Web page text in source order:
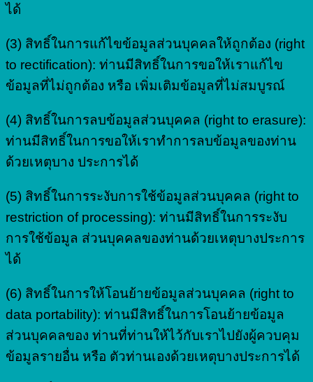
ได้
(3) สิทธิ์ในการแก้ไขข้อมูลส่วนบุคคลให้ถูกต้อง (right
to rectification): ท่านมีสิทธิ์ในการขอให้เราแก้ไข
ข้อมูลที่ไม่ถูกต้อง หรือ เพิ่มเติมข้อมูลที่ไม่สมบูรณ์
(4) สิทธิ์ในการลบข้อมูลส่วนบุคคล (right to erasure):
ท่านมีสิทธิ์ในการขอให้เราทำการลบข้อมูลของท่าน
ด้วยเหตุบาง ประการได้
(5) สิทธิ์ในการระงับการใช้ข้อมูลส่วนบุคคล (right to
restriction of processing): ท่านมีสิทธิ์ในการระงับ
การใช้ข้อมูล ส่วนบุคคลของท่านด้วยเหตุบางประการ
ได้
(6) สิทธิ์ในการให้โอนย้ายข้อมูลส่วนบุคคล (right to
data portability): ท่านมีสิทธิ์ในการโอนย้ายข้อมูล
ส่วนบุคคลของ ท่านที่ท่านให้ไว้กับเราไปยังผู้ควบคุม
ข้อมูลรายอื่น หรือ ตัวท่านเองด้วยเหตุบางประการได้